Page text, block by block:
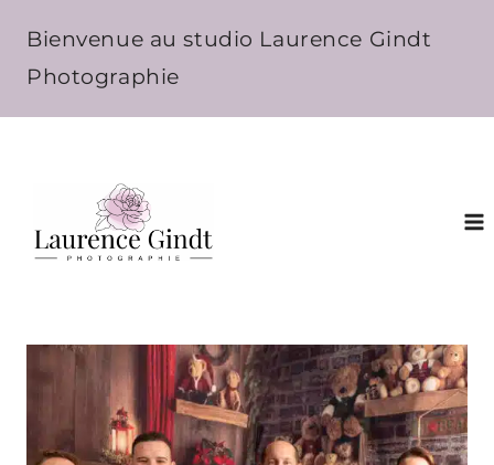
contenu
Bienvenue au studio Laurence Gindt
Photographie